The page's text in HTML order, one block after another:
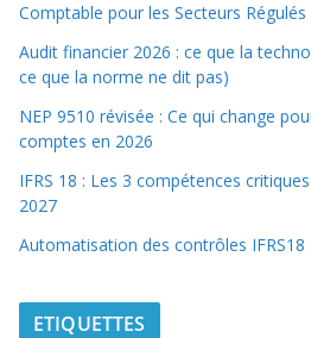
Comptable pour les Secteurs Régulés
Audit financier 2026 : ce que la
ce que la norme ne dit pas)
NEP 9510 révisée : Ce qui change
comptes en 2026
IFRS 18 : Les 3 compétences
2027
Automatisation des contrôles IFRS18
ETIQUETTES